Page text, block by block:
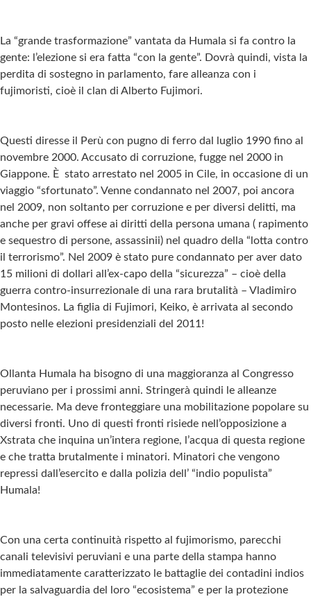
La “grande trasformazione” vantata da Humala si fa contro la
gente: l’elezione si era fatta “con la gente”. Dovrà quindi, vista la
perdita di sostegno in parlamento, fare alleanza con i
fujimoristi, cioè il clan di Alberto Fujimori.
Questi diresse il Perù con pugno di ferro dal luglio 1990 fino al
novembre 2000. Accusato di corruzione, fugge nel 2000 in
Giappone. È stato arrestato nel 2005 in Cile, in occasione di un
viaggio “sfortunato”. Venne condannato nel 2007, poi ancora
nel 2009, non soltanto per corruzione e per diversi delitti, ma
anche per gravi offese ai diritti della persona umana ( rapimento
e sequestro di persone, assassinii) nel quadro della “lotta contro
il terrorismo”. Nel 2009 è stato pure condannato per aver dato
15 milioni di dollari all’ex-capo della “sicurezza” – cioè della
guerra contro-insurrezionale di una rara brutalità – Vladimiro
Montesinos. La figlia di Fujimori, Keiko, è arrivata al secondo
posto nelle elezioni presidenziali del 2011!
Ollanta Humala ha bisogno di una maggioranza al Congresso
peruviano per i prossimi anni. Stringerà quindi le alleanze
necessarie. Ma deve fronteggiare una mobilitazione popolare su
diversi fronti. Uno di questi fronti risiede nell’opposizione a
Xstrata che inquina un’intera regione, l’acqua di questa regione
e che tratta brutalmente i minatori. Minatori che vengono
repressi dall’esercito e dalla polizia dell’ “indio populista”
Humala!
Con una certa continuità rispetto al fujimorismo, parecchi
canali televisivi peruviani e una parte della stampa hanno
immediatamente caratterizzato le battaglie dei contadini indios
per la salvaguardia del loro “ecosistema” e per la protezione